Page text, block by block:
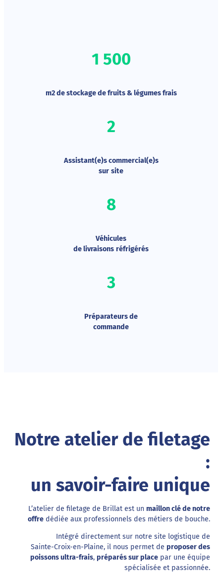
1 500
m2 de stockage de fruits & légumes frais
2
Assistant(e)s commercial(e)s
sur site
8
Véhicules
de livraisons réfrigérés
3
Préparateurs de
commande
Notre atelier de filetage
:
un savoir-faire unique
L’atelier de filetage de Brillat est un maillon clé de notre
offre dédiée aux professionnels des métiers de bouche.
Intégré directement sur notre site logistique de
Sainte-Croix-en-Plaine, il nous permet de proposer des
poissons ultra-frais, préparés sur place par une équipe
spécialisée et passionnée.